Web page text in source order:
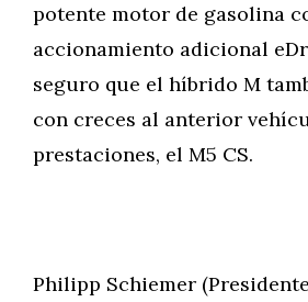
potente motor de gasolina
accionamiento adicional
seguro que el híbrido M
con creces al anterior
prestaciones, el M5 CS.
Philipp Schiemer